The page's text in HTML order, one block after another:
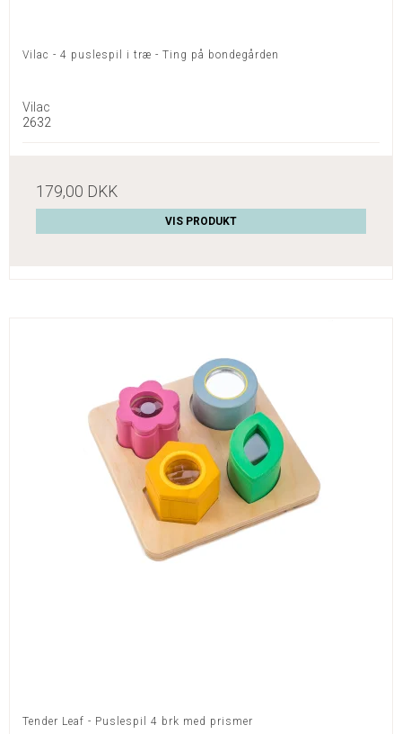
Vilac - 4 puslespil i træ - Ting på bondegården
Vilac
2632
179,00 DKK
VIS PRODUKT
Tender Leaf - Puslespil 4 brk med prismer